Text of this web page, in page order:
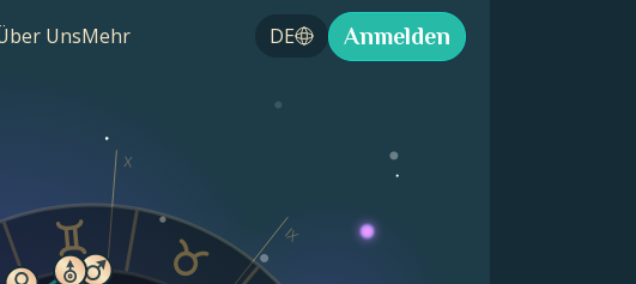
UnsMehr DE Anmelden
IX
X